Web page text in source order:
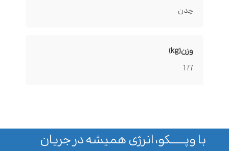
چدن
وزن(kg)
177
با وپـــــــکو، انرژی همیشه در جریان